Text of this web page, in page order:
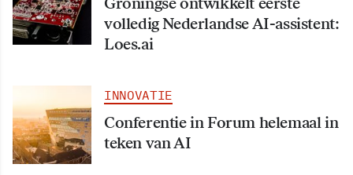
volledig Nederlandse AI-assistent:
Loes.ai
INNOVATIE
Conferentie in Forum helemaal in
teken van AI